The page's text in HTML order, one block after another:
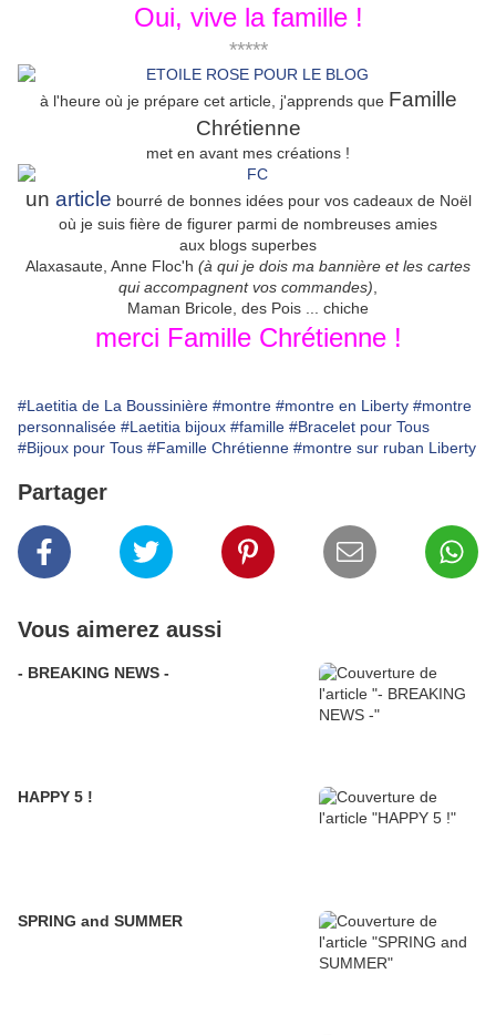
Oui, vive la famille !
*****
à l'heure où je prépare cet article, j'apprends que Famille
Chrétienne
met en avant mes créations !
un article bourré de bonnes idées pour vos cadeaux de Noël
où je suis fière de figurer parmi de nombreuses amies
aux blogs superbes
Alaxasaute, Anne Floc'h (à qui je dois ma bannière et les cartes
qui accompagnent vos commandes)
Maman Bricole, des Pois ... chiche
merci Famille Chrétienne !
#Laetitia de La Boussinière #montre #montre en Liberty #montre
personnalisée #Laetitia bijoux #famille #Bracelet pour Tous
#Bijoux pour Tous #Famille Chrétienne #montre sur ruban Liberty
Partager
Vous aimerez aussi
- BREAKING NEWS -
HAPPY 5 !
SPRING and SUMMER